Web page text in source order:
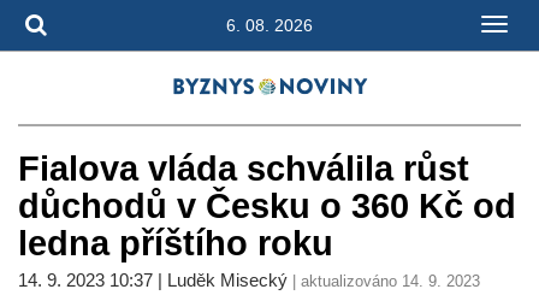
6. 08. 2026
Fialova vláda schválila růst
důchodů v Česku o 360 Kč od
ledna příštího roku
14. 9. 2023 10:37 | Luděk Misecký | aktualizováno 14. 9. 2023